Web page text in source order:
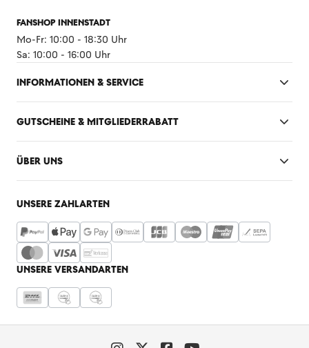
FANSHOP INNENSTADT
Mo-Fr: 10:00 - 18:30 Uhr
Sa: 10:00 - 16:00 Uhr
INFORMATIONEN & SERVICE
GUTSCHEINE & MITGLIEDERRABATT
ÜBER UNS
UNSERE ZAHLARTEN
UNSERE VERSANDARTEN